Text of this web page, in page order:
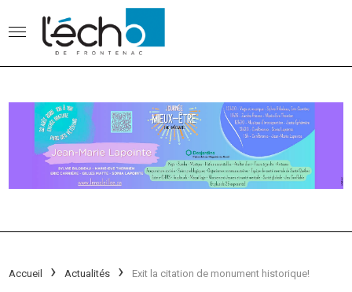
Accueil Actualités Exit la citation de monument historique!